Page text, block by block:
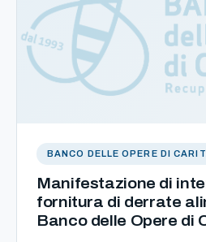
BANCO DELLE OPERE DI
Manifestazione di
fornitura di derrate
Banco delle Opere di